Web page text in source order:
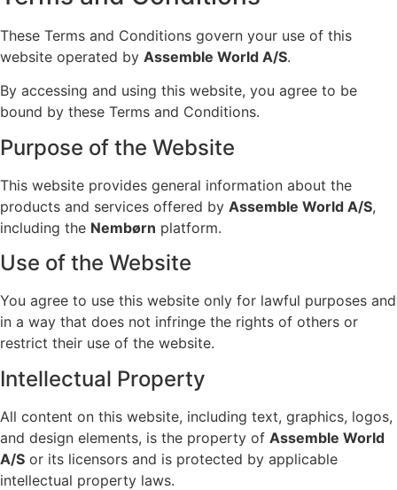
These Terms and Conditions govern your use of this
website operated by Assemble World A/S.
By accessing and using this website, you agree to be
bound by these Terms and Conditions.
Purpose of the Website
This website provides general information about the
products and services offered by Assemble World A/S,
including the Nembørn platform.
Use of the Website
You agree to use this website only for lawful purposes and
in a way that does not infringe the rights of others or
restrict their use of the website.
Intellectual Property
All content on this website, including text, graphics, logos,
and design elements, is the property of Assemble World
A/S or its licensors and is protected by applicable
intellectual property laws.